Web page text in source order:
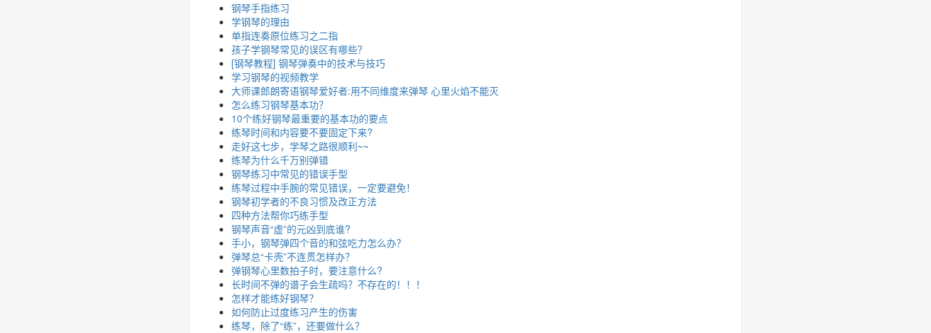
钢琴手指练习
学钢琴的理由
单指连奏原位练习之二指
孩子学钢琴常见的误区有哪些？
[钢琴教程] 钢琴弹奏中的技术与技巧
学习钢琴的视频教学
大师课郎朗寄语钢琴爱好者:用不同维度来弹琴 心里火焰不能灭
怎么练习钢琴基本功？
10个练好钢琴最重要的基本功的要点
练琴时间和内容要不要固定下来?
走好这七步，学琴之路很顺利~~
练琴为什么千万别弹错
钢琴练习中常见的错误手型
练琴过程中手腕的常见错误，一定要避免！
钢琴初学者的不良习惯及改正方法
四种方法帮你巧练手型
钢琴声音“虚”的元凶到底谁?
手小，钢琴弹四个音的和弦吃力怎么办？
弹琴总“卡壳”不连贯怎样办？
弹钢琴心里数拍子时，要注意什么?
长时间不弹的谱子会生疏吗？不存在的！！！
怎样才能练好钢琴？
如何防止过度练习产生的伤害
练琴，除了“练”，还要做什么？